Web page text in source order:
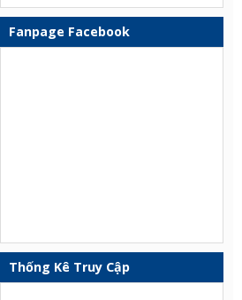
Fanpage Facebook
Thống Kê Truy Cập